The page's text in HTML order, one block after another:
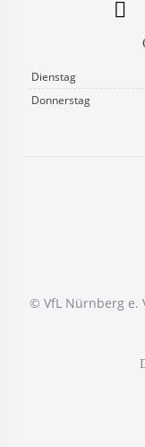
Dienstag
Donnerstag
© VfL Nürnberg e.